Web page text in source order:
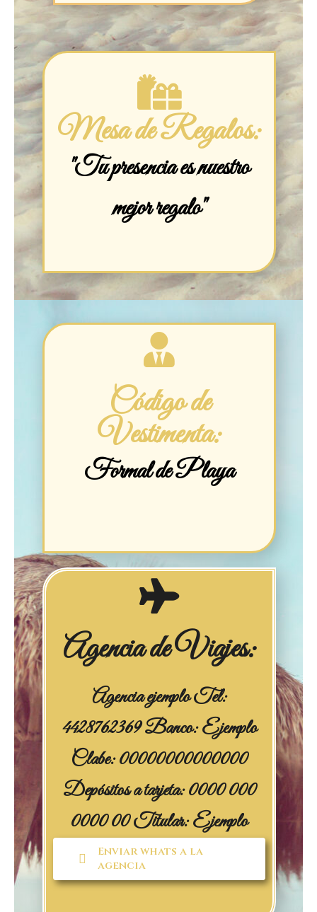
Mesa de Regalos:
"Tu presencia es nuestro
mejor regalo"
Código de
Vestimenta:
Formal de Playa
Agencia de Viajes:
Agencia ejemplo Tel:
4428762369 Banco: Ejemplo
Clabe: 00000000000000
Depósitos a tarjeta: 0000 000
0000 00 Titular: Ejemplo
Enviar whats a la
agencia